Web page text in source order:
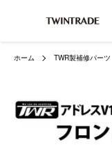
ホーム TWR製補修パーツ